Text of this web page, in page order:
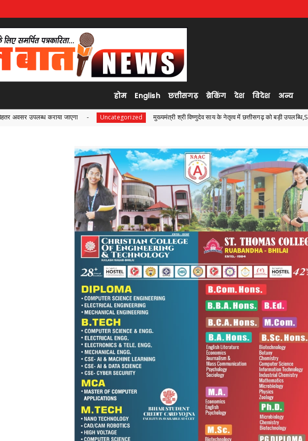
होम English छत्तीसगढ़ ब्रेकिंग देश विदेश अन्य
Uncategorized मुख्यमंत्री श्री विष्णुदेव साय के नेतृत्व में छत्तीसगढ़ को बड़ी उपलब्धि,SASCI 2026-27 के तहत प्रोत्साहन